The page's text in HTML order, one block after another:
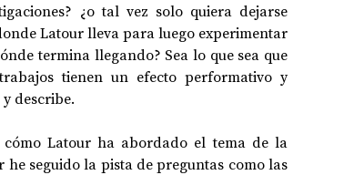
¿o tal vez solo quiera dejarse
Latour lleva para luego experimentar
termina llegando? Sea lo que sea que
tienen un efecto performativo y
describe.
Latour ha abordado el tema de la
he seguido la pista de preguntas como las